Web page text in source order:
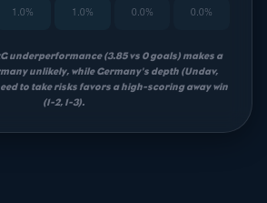
1.0% 1.0% 0.0% 0.0%
underperformance (3.85 vs 0 goals) makes a
unlikely, while Germany's depth (Undav,
to take risks favors a high-scoring away win
(1-2, 1-3).